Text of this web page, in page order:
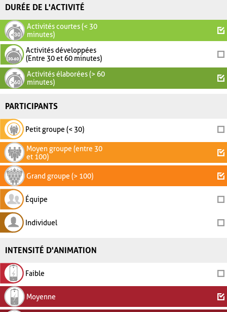
DURÉE DE L'ACTIVITÉ
Activités courtes (< 30
minutes)
Activités développées
(Entre 30 et 60 minutes)
Activités élaborées (> 60
minutes)
PARTICIPANTS
Petit groupe (< 30)
Moyen groupe (entre 30
et 100)
Grand groupe (> 100)
Équipe
Individuel
INTENSITÉ D'ANIMATION
Faible
Moyenne